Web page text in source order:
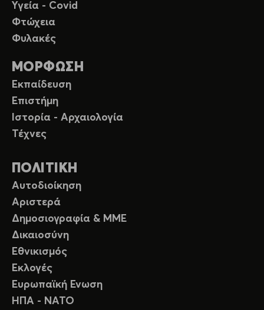
Υγεία - Covid
Φτώχεια
Φυλακές
ΜΟΡΦΩΣΗ
Εκπαίδευση
Επιστήμη
Ιστορία - Αρχαιολογία
Τέχνες
ΠΟΛΙΤΙΚΗ
Αυτοδιοίκηση
Αριστερά
Δημοσιογραφία & ΜΜΕ
Δικαιοσύνη
Εθνικισμός
Εκλογές
Ευρωπαϊκή Ενωση
ΗΠΑ - ΝΑΤΟ